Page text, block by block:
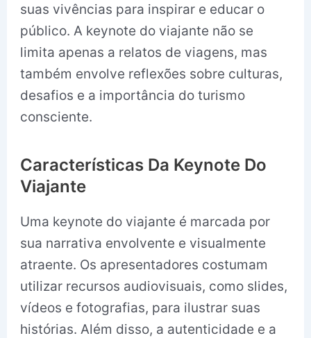
suas vivências para inspirar e educar o
público. A keynote do viajante não se
limita apenas a relatos de viagens, mas
também envolve reflexões sobre culturas,
desafios e a importância do turismo
consciente.
Características Da Keynote Do
Viajante
Uma keynote do viajante é marcada por
sua narrativa envolvente e visualmente
atraente. Os apresentadores costumam
utilizar recursos audiovisuais, como slides,
vídeos e fotografias, para ilustrar suas
histórias. Além disso, a autenticidade e a